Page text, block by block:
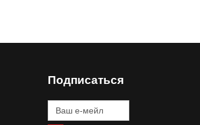
Подписаться